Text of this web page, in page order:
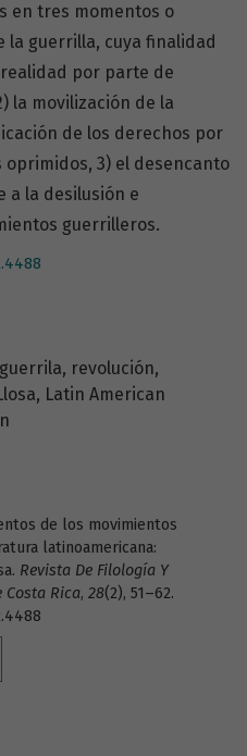
guerrila revolución
Latin American
de los movimientos
latinoamericana:
Revista De Filología Y
Costa Rica, 28(2), 51–62.
en tres momentos o
la guerrilla, cuya finalidad
por parte de
la movilización de la
de los derechos por
3) el desencanto
a la desilusión e
guerrilleros.